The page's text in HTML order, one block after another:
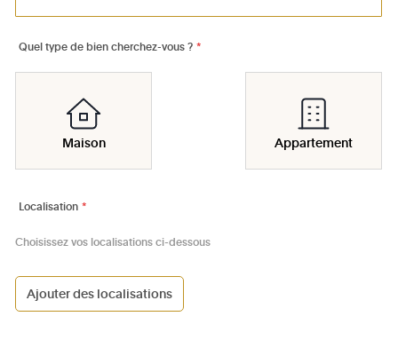
Quel type de bien cherchez-vous ? *
Maison Appartement
Localisation *
Choisissez vos localisations ci-dessous
Ajouter des localisations
1000 - Bruxelles-Ville